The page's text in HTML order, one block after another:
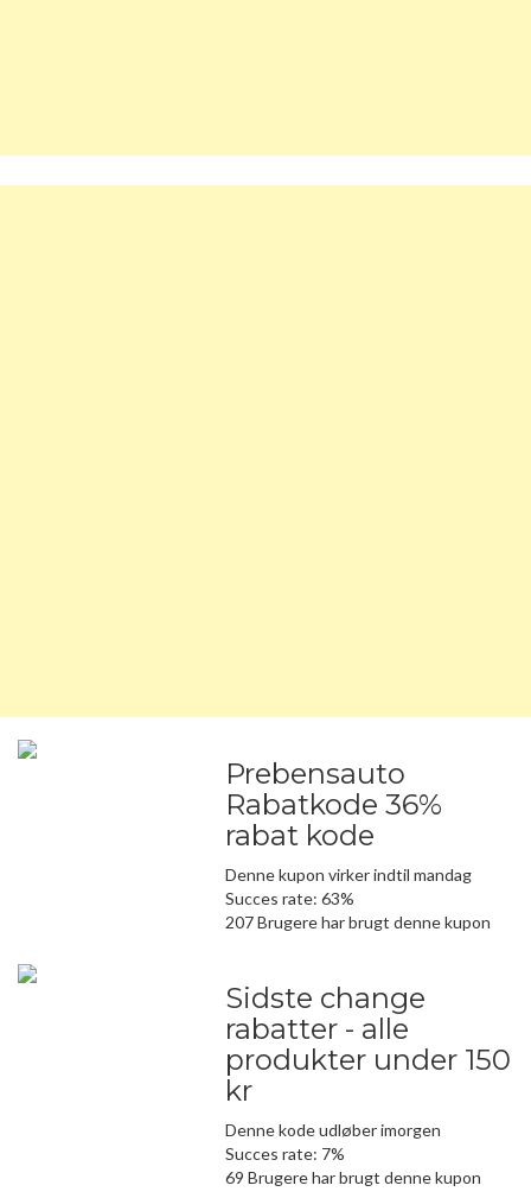
Prebensauto
Rabatkode 36%
rabat kode
Denne kupon virker indtil mandag
Succes rate: 63%
207 Brugere har brugt denne kupon
Sidste change
rabatter - alle
produkter under 150
kr
Denne kode udløber imorgen
Succes rate: 7%
69 Brugere har brugt denne kupon